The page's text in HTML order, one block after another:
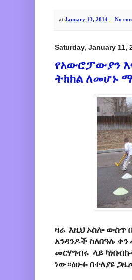
at January 13, 2014 No
Saturday, January 11,
የአውሮፓውያን እና
ትክክል ለመሆኑ
ዛሬ እዚህ ኦስሎ ውስጥ
አንዳንዶች ስለበዓሉ
መርሃግብሩ ላይ
ነው።ፅሁፉ በተለያዩ